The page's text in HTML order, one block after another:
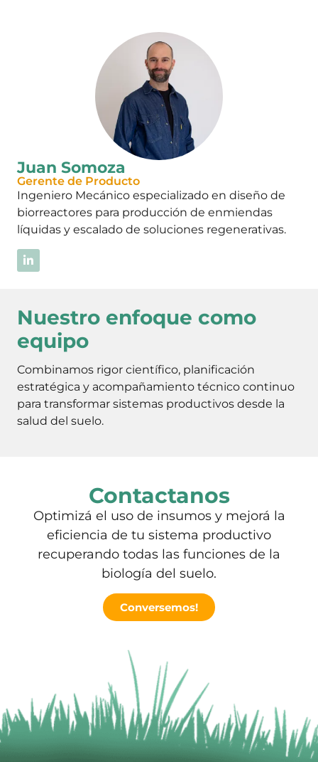
Juan Somoza
Gerente de Producto
Ingeniero Mecánico especializado en diseño de
biorreactores para producción de enmiendas
líquidas y escalado de soluciones regenerativas.
Nuestro enfoque como
equipo
Combinamos rigor científico, planificación
estratégica y acompañamiento técnico continuo
para transformar sistemas productivos desde la
salud del suelo.
Contactanos
Optimizá el uso de insumos y mejorá la
eficiencia de tu sistema productivo
recuperando todas las funciones de la
biología del suelo.
Conversemos!